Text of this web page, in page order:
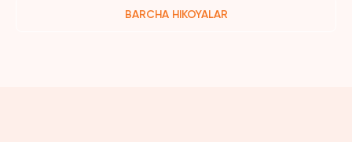
BARCHA HIKOYALAR